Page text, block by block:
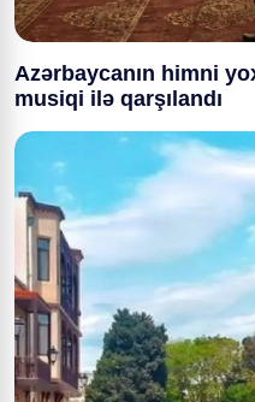
Azərbaycanın himni
musiqi ilə qarşılandı